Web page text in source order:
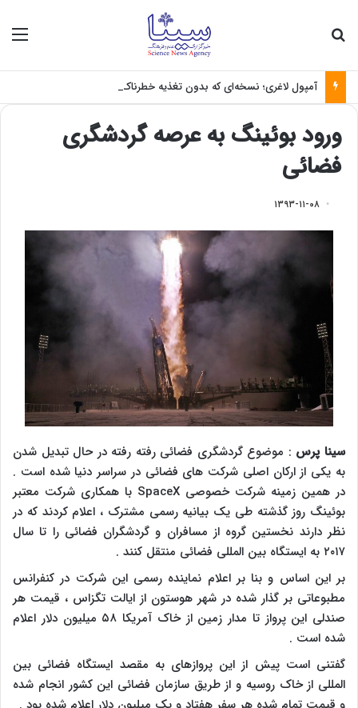
آمپول لاغری؛ نسخه‌ای که بدون تغذیه خطرناک می‌شود
ورود بوئینگ به عرصه گردشگری
فضائی
۱۳۹۳-۱۱-۰۸
سینا پرس : موضوع گردشگری فضائی رفته رفته در حال تبدیل شدن
به یکی از ارکان اصلی شرکت های فضائی در سراسر دنیا شده است .
در همین زمینه شرکت خصوصی SpaceX با همکاری شرکت معتبر
بوئینگ روز گذشته طی یک بیانیه رسمی مشترک ، اعلام کردند که در
نظر دارند نخستین گروه از مسافران و گردشگران فضائی را تا سال
۲۰۱۷ به ایستگاه بین المللی فضائی منتقل کنند .
بر این اساس و بنا بر اعلام نماینده رسمی این شرکت در کنفرانس
مطبوعاتی بر گذار شده در شهر هوستون از ایالت تگزاس ، قیمت هر
صندلی این پرواز تا مدار زمین از خاک آمریکا ۵۸ میلیون دلار اعلام
شده است .
گفتنی است پیش از این پروازهای به مقصد ایستگاه فضائی بین
المللی از خاک روسیه و از طریق سازمان فضائی این کشور انجام شده